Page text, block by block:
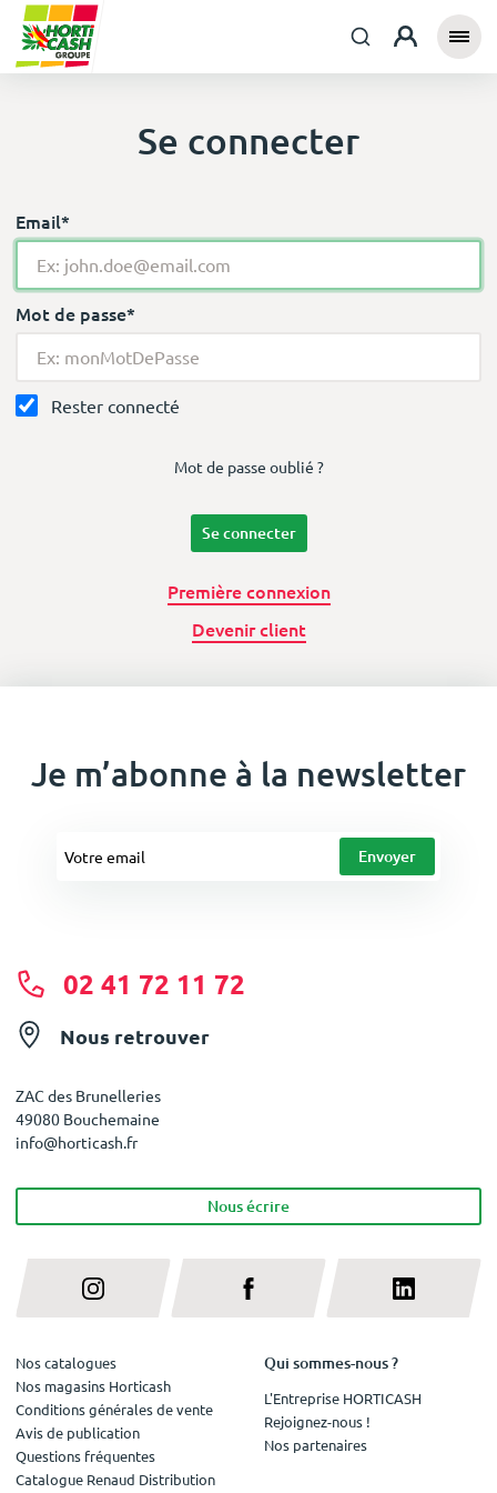
Se connecter
Email*
Mot de passe*
Rester connecté
Mot de passe oublié ?
Se connecter
Première connexion
Devenir client
Je m’abonne à la newsletter
02 41 72 11 72
Nous retrouver
ZAC des Brunelleries
49080 Bouchemaine
info@horticash.fr
Nous écrire
Nos catalogues
Nos magasins Horticash
Conditions générales de vente
Avis de publication
Questions fréquentes
Catalogue Renaud Distribution
Qui sommes-nous ?
L'Entreprise HORTICASH
Rejoignez-nous !
Nos partenaires